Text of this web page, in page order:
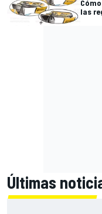
las
Últimas